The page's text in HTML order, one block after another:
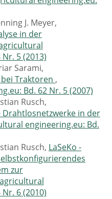
J. Meyer,
in der
5 (2013)
Sarami,
Traktoren ,
Bd. 62 Nr. 5 (2007)
Rusch,
in der
engineering.eu: Bd.
Rusch, LaSeKo -
zur
agricultural
6 (2010)